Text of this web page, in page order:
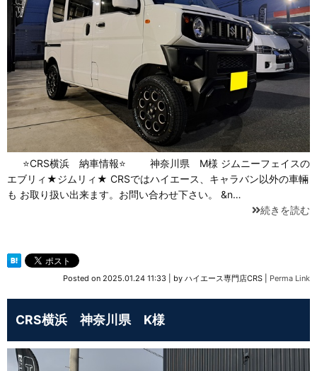
⭐CRS横浜 納車情報⭐ 神奈川県 M様 ジムニーフェイスの
エブリィ★ジムリィ★ CRSではハイエース、キャラバン以外の車輛
も お取り扱い出来ます。お問い合わせ下さい。 &n…
続きを読む
Posted on 2025.01.24 11:33 by ハイエース専門店CRS Perma Link
CRS横浜 神奈川県 K様